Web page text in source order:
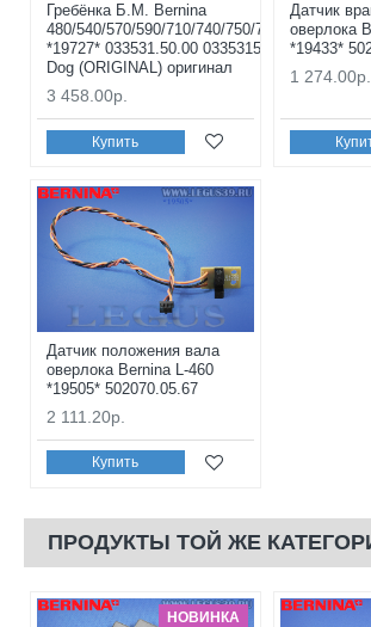
Гребёнка Б.М. Bernina
480/540/570/590/710/740/750/770/780/790+
*19727* 033531.50.00 0335315000 Feed
Dog (ORIGINAL) оригинал
3 458.00р.
Купить
Датчик
оверлока
*19433*
1 274.00р.
Датчик положения вала
оверлока Bernina L-460
*19505* 502070.05.67
2 111.20р.
Купить
ПРОДУКТЫ ТОЙ ЖЕ
НОВИНКА